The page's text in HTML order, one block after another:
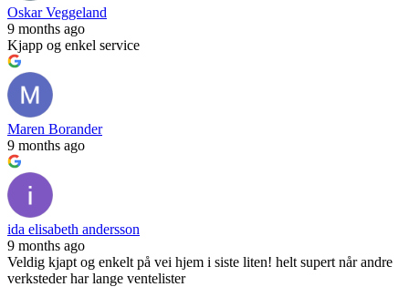
Oskar Veggeland
9 months ago
Kjapp og enkel service
Maren Borander
9 months ago
ida elisabeth andersson
9 months ago
Veldig kjapt og enkelt på vei hjem i siste liten! helt supert når andre
verksteder har lange ventelister